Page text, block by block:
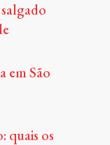
em São
quais os